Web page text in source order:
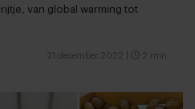
van global warming tot
21 december 2022 2 min